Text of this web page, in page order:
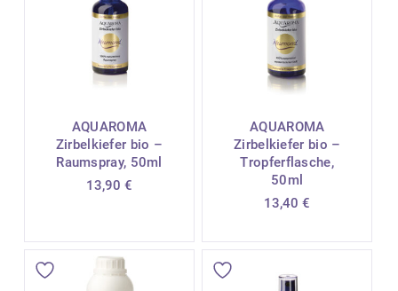
AQUAROMA
Zirbelkiefer bio –
Raumspray, 50ml
13,90 €
AQUAROMA
Zirbelkiefer bio –
Tropferflasche,
50ml
13,40€